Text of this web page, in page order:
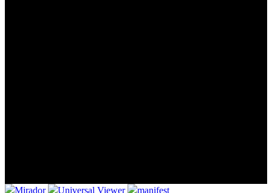
Mirador Universal Viewer manifest